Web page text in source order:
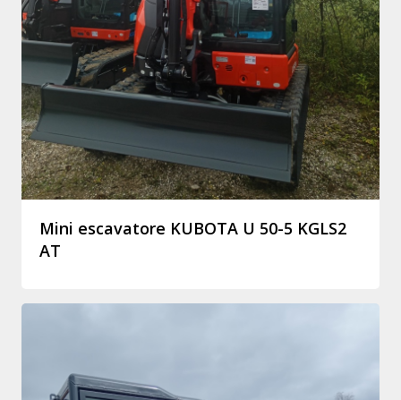
Mini escavatore KUBOTA U 50-5 KGLS2
AT